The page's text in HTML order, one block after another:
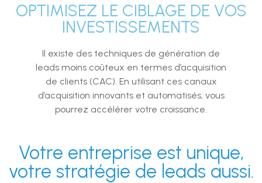
OPTIMISEZ LE CIBLAGE DE VOS
INVESTISSEMENTS
Il existe des techniques de génération de
leads moins coûteux en termes d’acquisition
de clients (CAC). En utilisant ces canaux
d’acquisition innovants et automatisés, vous
pourrez accélérer votre croissance.
Votre entreprise est unique,
votre stratégie de leads aussi.